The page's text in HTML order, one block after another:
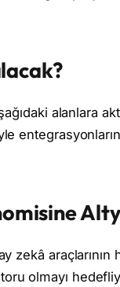
alanlara
zekâ araçlarının
olmayı